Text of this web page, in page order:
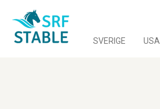
SVERIGE USA